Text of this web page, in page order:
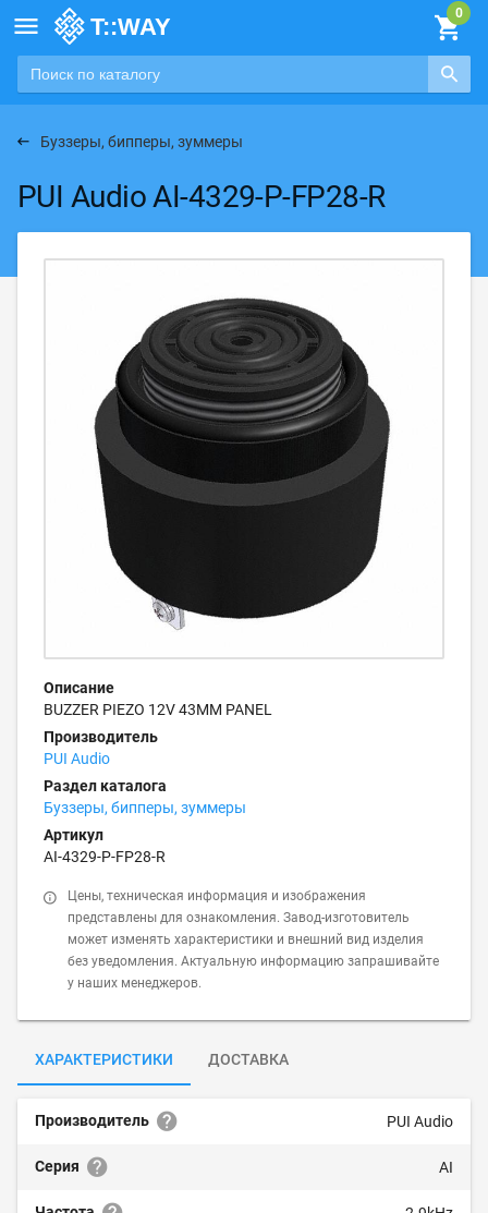

Буззеры, бипперы, зуммеры
PUI Audio AI-4329-P-FP28-R
Описание
BUZZER PIEZO 12V 43MM PANEL
Производитель
PUI Audio
Раздел каталога
Буззеры, бипперы, зуммеры
Артикул
AI-4329-P-FP28-R
Цены, техническая информация и изображения
представлены для ознакомления. Завод-изготовитель
может изменять характеристики и внешний вид изделия
без уведомления. Актуальную информацию запрашивайте
у наших менеджеров.
ХАРАКТЕРИСТИКИ ДОСТАВКА
Производитель PUI Audio
Серия AI